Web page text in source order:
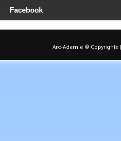
Facebook
Arc-Ademie © Copyrights |